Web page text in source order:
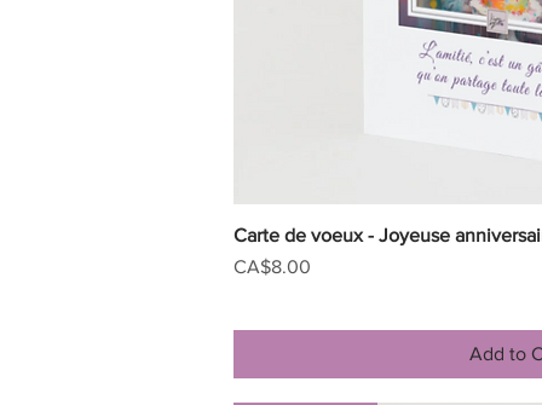
Quick
Carte de voeux - Joyeuse
Price
CA$8.00
Add to